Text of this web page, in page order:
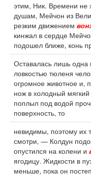
этим, Ник. Времени не
душам, Мейчон из
резким движением
кинжал в сердце
подошел ближе, конь
Оставалась лишь одна
ловкостью тюленя
огромное животное и,
нож в холодный
поплыл под водой
поверхность, то
невидимы, поэтому их
смотри, — Колдун
опустился на колени и
ягодицу. Жидкости в
меньше, пока он